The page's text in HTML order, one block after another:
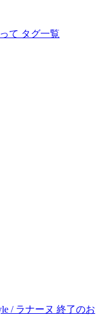
て タグ一覧
/ ラナーヌ 終了のお